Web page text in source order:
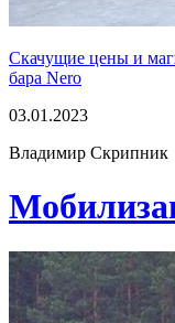
Скачущие цены и
бара Nero
03.01.2023
Владимир Скрипник